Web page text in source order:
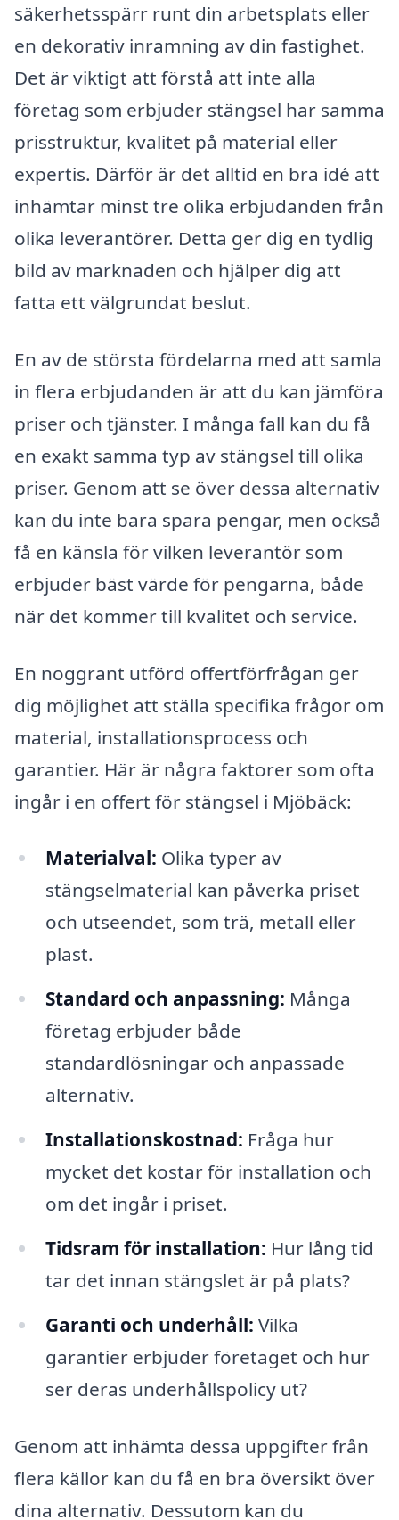
säkerhetsspärr runt din arbetsplats eller
en dekorativ inramning av din fastighet.
Det är viktigt att förstå att inte alla
företag som erbjuder stängsel har samma
prisstruktur, kvalitet på material eller
expertis. Därför är det alltid en bra idé att
inhämtar minst tre olika erbjudanden från
olika leverantörer. Detta ger dig en tydlig
bild av marknaden och hjälper dig att
fatta ett välgrundat beslut.
En av de största fördelarna med att samla
in flera erbjudanden är att du kan jämföra
priser och tjänster. I många fall kan du få
en exakt samma typ av stängsel till olika
priser. Genom att se över dessa alternativ
kan du inte bara spara pengar, men också
få en känsla för vilken leverantör som
erbjuder bäst värde för pengarna, både
när det kommer till kvalitet och service.
En noggrant utförd offertförfrågan ger
dig möjlighet att ställa specifika frågor om
material, installationsprocess och
garantier. Här är några faktorer som ofta
ingår i en offert för stängsel i Mjöbäck:
Materialval: Olika typer av
stängselmaterial kan påverka priset
och utseendet, som trä, metall eller
plast.
Standard och anpassning: Många
företag erbjuder både
standardlösningar och anpassade
alternativ.
Installationskostnad: Fråga hur
mycket det kostar för installation och
om det ingår i priset.
Tidsram för installation: Hur lång tid
tar det innan stängslet är på plats?
Garanti och underhåll: Vilka
garantier erbjuder företaget och hur
ser deras underhållspolicy ut?
Genom att inhämta dessa uppgifter från
flera källor kan du få en bra översikt över
dina alternativ. Dessutom kan du